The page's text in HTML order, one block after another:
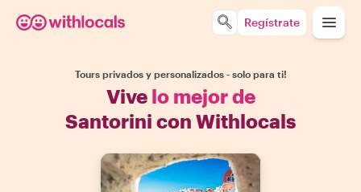
Regístrate
Tours privados y personalizados - solo para ti!
Vive lo mejor de
Santorini con Withlocals